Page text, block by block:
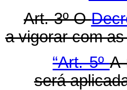
Art. 3º O
a vigorar com
“Art. 5ºA
será